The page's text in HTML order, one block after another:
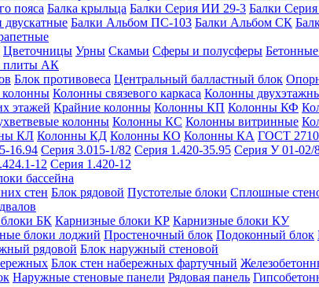
пояса Балка крыльца Балки Серия ИИ 29-3 Балки Серия
двускатные Балки Альбом ПС-103 Балки Альбом СК
Цветочницы Урны Скамьи Сферы и полусферы
плиты АК
Блок противовеса Центральный балластный блок
колонны Колонны связевого каркаса Колонны
этажей Крайние колонны Колонны КП Колонны КФ
колонны Колонны КС Колонны витринные
КЛ Колонны КД Колонны КО Колонны КА ГОСТ
16.94 Серия 3.015-1/82 Серия 1.420-35.95 Серия У 01-02/
12 Серия 1.420-12
бассейна
стен Блок рядовой Пустотелые блоки Сплошные
БК Карнизные блоки КР Карнизные блоки КУ
блоки лоджий Простеночный блок Подоконный блок
рядовой Блок наружный стеновой
Блок стен набережных фартучный
Наружные стеновые панели Рядовая панель